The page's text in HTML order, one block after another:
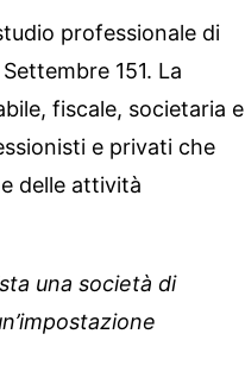
professionale di
151. La
fiscale, societaria e
e privati che
delle attività
una società di